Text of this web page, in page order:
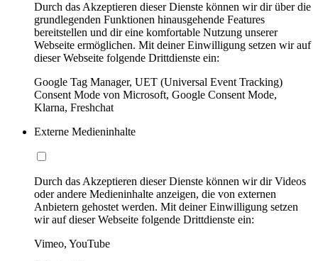
Durch das Akzeptieren dieser Dienste können wir dir über die
grundlegenden Funktionen hinausgehende Features
bereitstellen und dir eine komfortable Nutzung unserer
Webseite ermöglichen. Mit deiner Einwilligung setzen wir auf
dieser Webseite folgende Drittdienste ein:
Google Tag Manager, UET (Universal Event Tracking)
Consent Mode von Microsoft, Google Consent Mode,
Klarna, Freshchat
Externe Medieninhalte
Durch das Akzeptieren dieser Dienste können wir dir Videos
oder andere Medieninhalte anzeigen, die von externen
Anbietern gehostet werden. Mit deiner Einwilligung setzen
wir auf dieser Webseite folgende Drittdienste ein:
Vimeo, YouTube